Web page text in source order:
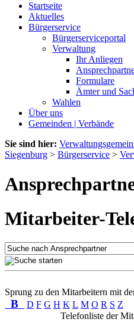
Startseite
Aktuelles
Bürgerservice
Bürgerserviceportal
Verwaltung
Ihr Anliegen
Formulare
Ämter und
Wahlen
Über uns
Gemeinden | Verbände
Sie sind hier:
Siegenburg > Bürgerservice >
Mitarbeiter-
Sprung zu den Mitarbeitern mit
B D F G H K L M O R S Z
Telefonliste der